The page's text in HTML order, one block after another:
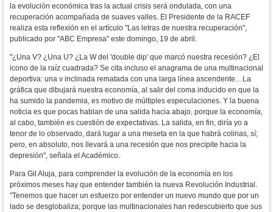
la evolución económica tras la actual crisis será ondulada, con una
recuperación acompañada de suaves valles. El Presidente de la RACEF
realiza esta reflexión en el artículo "Las letras de nuestra recuperación",
publicado por "ABC Empresa" este domingo, 19 de abril.
"¿Una V? ¿Una U? ¿La W del 'double dip' que marcó nuestra recesión? ¿El
icono de la raíz cuadrada? Se cita incluso el anagrama de una multinacional
deportiva: una v inclinada rematada con una larga línea ascendente…La
gráfica que dibujará nuestra economía, al salir del coma inducido en que la
ha sumido la pandemia, es motivo de múltiples especulaciones. Y la buena
noticia es que pocas hablan de una salida hacia abajo, porque la economía,
al cabo, también es cuestión de expectativas. La salida, en fin, diría yo a
tenor de lo observado, dará lugar a una meseta en la que habrá colinas, sí;
pero, en absoluto, nos llevará a una recesión que nos precipite hacia la
depresión", señala el Académico.
Para Gil Aluja, para comprender la evolución de la economía en los
próximos meses hay que entender también la nueva Revolución Industrial.
"Tenemos que hacer un esfuerzo por entender un nuevo mundo que por un
lado se desglobaliza; porque las multinacionales han redescubierto que sus